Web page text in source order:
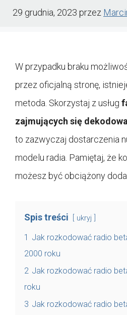
29 grudnia, 2023 przez
W przypadku braku
przez oficjalną stronę,
metoda. Skorzystaj z usług
zajmujących się
to zazwyczaj dostarczenia
modelu radia. Pamiętaj, że
możesz być obciążony
Spis treści ukryj
1
Jak rozkodować radio
2000 roku
2 Jak rozkodować radio
roku
3 Jak rozkodować radio